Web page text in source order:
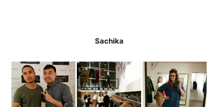
Sachika